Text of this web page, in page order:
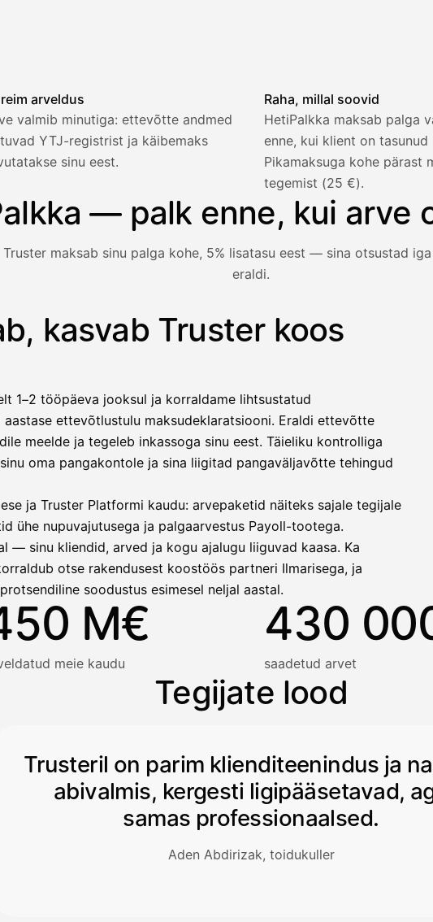
arve — klient ja rida täituvad, käibemaks arvutatakse automaatselt
arveldus
valmib minutiga: ettevõtte andmed
YTJ-registrist ja käibemaks
sinu eest.
Raha, millal soovid
HetiPalkka maksab palga
enne, kui klient on
Pikamaksuga kohe pärast
tegemist (25 €).
— palk enne, kui arve
Truster maksab sinu palga kohe, 5% lisatasu eest — sina otsustad
eraldi.
klient ei ole veel tasunud — HetiPalkka valikuga maksab Truster
−412,00 €
Tavallinen nosto
Kun lasku on maksettu
kasvab Truster koos
1–2 tööpäeva jooksul ja korraldame lihtsustatud
ettevõtlustulu maksudeklaratsiooni. Eraldi ettevõtte
meelde ja tegeleb inkassoga sinu eest. Täieliku kontrolliga
oma pangakontole ja sina liigitad pangaväljavõtte tehingud
ja Truster Platformi kaudu: arvepaketid näiteks sajale tegijale
ühe nupuvajutusega ja palgaarvestus Payoll-tootega.
— sinu kliendid, arved ja kogu ajalugu liiguvad kaasa. Ka
otse rakendusest koostöös partneri Ilmarisega, ja
soodustus esimesel neljal aastal.
M€
meie kaudu
430
saadetud arvet
Tegijate lood
Trusteril on parim klienditeenindus ja
abivalmis, kergesti ligipääsetavad,
samas professionaalsed.
Aden Abdirizak, toidukuller